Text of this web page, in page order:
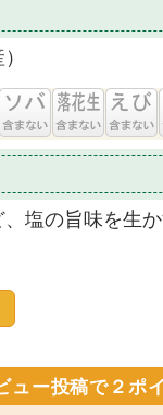
塩の旨味を生
ュー投稿で２ポ